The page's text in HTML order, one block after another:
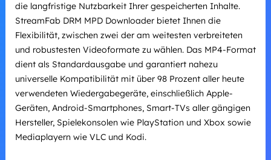
die langfristige Nutzbarkeit Ihrer gespeicherten Inhalte.
StreamFab DRM MPD Downloader bietet Ihnen die
Flexibilität, zwischen zwei der am weitesten verbreiteten
und robustesten Videoformate zu wählen. Das MP4-Format
dient als Standardausgabe und garantiert nahezu
universelle Kompatibilität mit über 98 Prozent aller heute
verwendeten Wiedergabegeräte, einschließlich Apple-
Geräten, Android-Smartphones, Smart-TVs aller gängigen
Hersteller, Spielekonsolen wie PlayStation und Xbox sowie
Mediaplayern wie VLC und Kodi.